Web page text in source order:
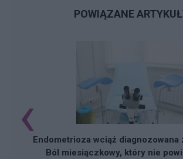
POWIĄZANE
Endometrioza wciąż diagnozowana
Ból miesiączkowy, który nie
‹